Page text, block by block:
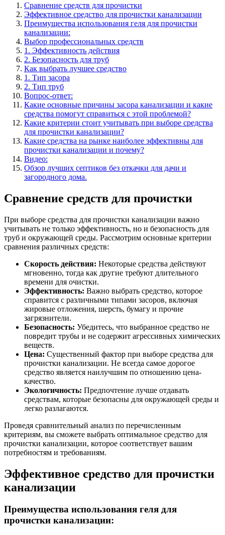
Сравнение средств для прочистки
Эффективное средство для прочистки канализации
Преимущества использования геля для прочистки
канализации:
Выбор профессиональных средств
1. Эффективность действия
2. Безопасность для труб
Как выбрать лучшее средство
1. Тип засора
2. Тип труб
Вопрос-ответ:
Какие основные причины засора канализации и какие
средства помогут справиться с этой проблемой?
Какие критерии стоит учитывать при выборе средства
для прочистки канализации?
Какие средства на рынке наиболее эффективны для
прочистки канализации и почему?
Видео:
Обзор лучших септиков без откачки для дачи и
загородного дома.
Сравнение средств для прочистки
При выборе средства для прочистки канализации важно
учитывать не только эффективность, но и безопасность для
труб и окружающей среды. Рассмотрим основные критерии
сравнения различных средств:
Скорость действия: Некоторые средства действуют
мгновенно, тогда как другие требуют длительного
времени для очистки.
Эффективность: Важно выбрать средство, которое
справится с различными типами засоров, включая
жировые отложения, шерсть, бумагу и прочие
загрязнители.
Безопасность: Убедитесь, что выбранное средство не
повредит трубы и не содержит агрессивных химических
веществ.
Цена: Существенный фактор при выборе средства для
прочистки канализации. Не всегда самое дорогое
средство является наилучшим по отношению цена-
качество.
Экологичность: Предпочтение лучше отдавать
средствам, которые безопасны для окружающей среды и
легко разлагаются.
Проведя сравнительный анализ по перечисленным
критериям, вы сможете выбрать оптимальное средство для
прочистки канализации, которое соответствует вашим
потребностям и требованиям.
Эффективное средство для прочистки
канализации
Преимущества использования геля для
прочистки канализации: